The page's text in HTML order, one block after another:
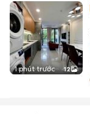
1 phút trước 12